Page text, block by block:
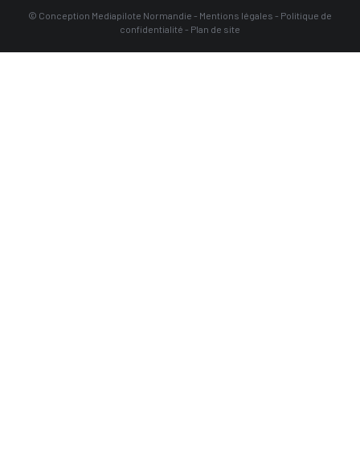
© Conception Mediapilote Normandie - Mentions légales - Politique de
confidentialité - Plan de site